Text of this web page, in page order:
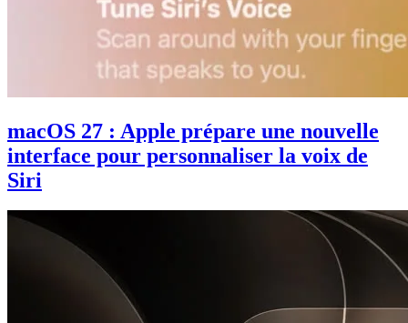
macOS 27 : Apple prépare une nouvelle
interface pour personnaliser la voix de
Siri